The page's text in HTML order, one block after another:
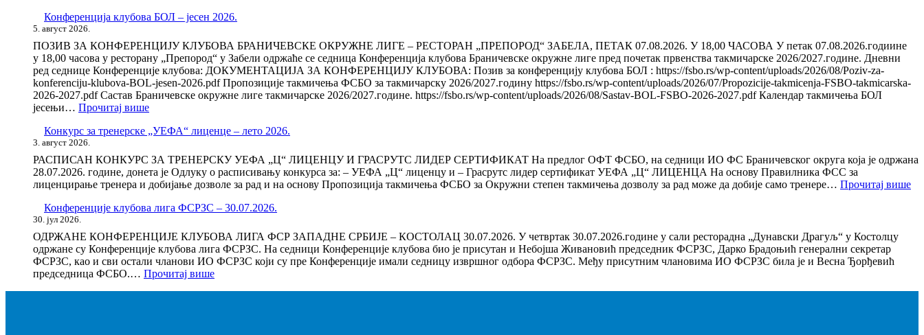
клубова
Дунав
–
јесен
2026.
Конференција клубова БОЛ – јесен 2026.
5. август 2026.
ПОЗИВ ЗА КОНФЕРЕНЦИЈУ КЛУБОВА БРАНИЧЕВСКЕ ОКРУЖНЕ ЛИГЕ – РЕСТОРАН „ПРЕПОРОД“ ЗАБЕЛА, ПЕТАК 07.08.2026. У 18,00 ЧАСОВА У петак 07.08.2026.годиине
у 18,00 часова у ресторану „Препород“ у Забели одржаће се седница Конференција клубова Браничевске окружне лиге пред почетак првенства такмичарске 2026/2027.године. Дневни
ред седнице Конференције клубова: ДОКУМЕНТАЦИЈА ЗА КОНФЕРЕНЦИЈУ КЛУБОВА: Позив за конференцију клубова БОЛ : https://fsbo.rs/wp-content/uploads/2026/08/Poziv-za-
konferenciju-klubova-BOL-jesen-2026.pdf Пропозиције такмичења ФСБО за такмичарску 2026/2027.годину https://fsbo.rs/wp-content/uploads/2026/07/Propozicije-takmicenja-FSBO-takmicarska-
2026-2027.pdf Састав Браничевске окружне лиге такмичарске 2026/2027.године. https://fsbo.rs/wp-content/uploads/2026/08/Sastav-BOL-FSBO-2026-2027.pdf Календар такмичења БОЛ
јесењи… Прочитај више:
клубова
–
јесен
2026.
Конкурс за тренерске „УЕФА“ лиценце – лето 2026.
3. август 2026.
РАСПИСАН КОНКУРС ЗА ТРЕНЕРСКУ УЕФА „Ц“ ЛИЦЕНЦУ И ГРАСРУТС ЛИДЕР СЕРТИФИКАТ На предлог ОФТ ФСБО, на седници ИО ФС Браничевског округа која је одржана
28.07.2026. године, донета је Одлуку о расписивању конкурса за: – УЕФА „Ц“ лиценцу и – Грасрутс лидер сертификат УЕФА „Ц“ ЛИЦЕНЦА На основу Правилника ФСС за
лиценцирање тренера и добијање дозволе за рад и на основу Пропозиција такмичења ФСБО за Окружни степен такмичења дозволу за рад може да добије само тренере… Прочитај више:
Конференције клубова лига ФСРЗС – 30.07.2026.
30. јул 2026.
ОДРЖАНЕ КОНФЕРЕНЦИЈЕ КЛУБОВА ЛИГА ФСР ЗАПАДНЕ СРБИЈЕ – КОСТОЛАЦ 30.07.2026. У четвртак 30.07.2026.године у сали ресторадна „Дунавски Драгуљ“ у Костолцу
одржане су Конференције клубова лига ФСРЗС. На седници Конференције клубова био је присутан и Небојша Живановић председник ФСРЗС, Дарко Брадоњић генерални секретар
ФСРЗС, као и сви остали чланови ИО ФСРЗС који су пре Конференције имали седницу извршног одбора ФСРЗС. Међу присутним члановима ИО ФСРЗС била је и Весна Ђорђевић
председница ФСБО.… Прочитај више: